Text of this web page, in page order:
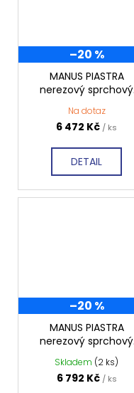
–20 %
MANUS PIASTRA
nerezový sprchový
mm, GMP94
Na dotaz
6 472 Kč / ks
DETAIL
–20 %
MANUS PIASTRA
nerezový sprchový
kanálek 1250x130x55
mm, GMP88
Skladem (2 ks)
6 792 Kč / ks